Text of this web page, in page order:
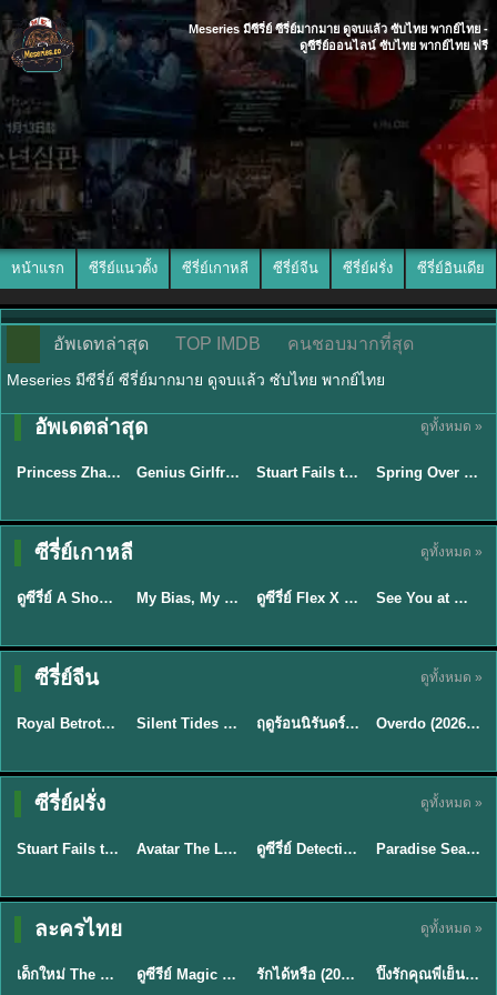
Meseries มีซีรี่ย์ ซีรี่ย์มากมาย ดูจบแล้ว ซับไทย พากย์ไทย -
ดูซีรีย์ออนไลน์ ซับไทย พากย์ไทย ฟรี
หน้าแรก ซีรีย์แนวตั้ง ซีรี่ย์เกาหลี ซีรี่ย์จีน ซีรี่ย์ฝรั่ง ซีรี่ย์อินเดีย
อัพเดทล่าสุด TOP IMDB คนชอบมากที่สุด
Meseries มีซีรี่ย์ ซีรี่ย์มากมาย ดูจบแล้ว ซับไทย พากย์ไทย
อัพเดตล่าสุด ดูทั้งหมด »
★8
พากย์ไทย/ซับ
ไทย
Princess Zhaoyang องค์หญิงเจาหยาง (2026) พากย์ไทย ซับไทย EP.1-18 ★9
พากย์ไทย/ซับ
Genius Girlfriend แฟนสาวอัจฉริยะ (2026) พากย์ไทย ซับไทย EP.1-28 ★9.3 Stuart Fails to Save the Universe สจ๊วตล่มแผนกู้จักรวาล (2026) พากย์ไทย ซับไทย EP.1-10
ซับไทย
Spring Over Phoenix Pond (2026) หงส์คืนบัลลังก์แค้น พากย์ไทย ซับไทย EP1-21
ซีรี่ย์เกาหลี ดูทั้งหมด »
★8 EP.16
พากย์ไทย
TH EP. 16
ดูซีรี่ย์ A Shop for Killers 2 ร้านลับนักฆ่า ซีซัน 2 (2026) ซับไทย-พากย์ไทย My Bias, My Boss เมื่อเมนฉันเป็นประธานบริษัท (2026) พากย์ไทย ซับไทย EP.1-12 ★8 EP.16
Sub EP. 16 | TH
ดูซีรี่ย์ Flex X Cop คุณชายสายสืบ (2024) พากย์ไทย-ซับไทย EP.1-16 (จบ) ★9
ซับไทย | พากย์
Sub EP. 8 | TH
See You at Work Tomorrow! เจอกันที่ออฟฟิศพรุ่งนี้นะ พากย์ไทย
ซีรี่ย์จีน ดูทั้งหมด »
★9
ซับไทย
Royal Betrothal (2026) สัญญาวิวาห์แห่งราชวงศ์ พากย์ไทย ซับไทย EP1-32 ★9.5 Silent Tides คลื่นลมลวง (2025) พากย์ไทย ซับไทย EP.1-31 ★8.8 ฤดูร้อนนิรันดร์ (2026) Never-Ending Summer พากย์ไทย EP.1-29
ซับไทย
Overdo (2026) รักเกินแค้น พากย์ไทย ซับไทย EP1-33 (จบ)
ซีรี่ย์ฝรั่ง ดูทั้งหมด »
★9.3
พากย์ไทย
Stuart Fails to Save the Universe สจ๊วตล่มแผนกู้จักรวาล (2026) พากย์ไทย ซับไทย EP.1-10 ★7.8 EP.7Avatar The Last Airbender 2 เณรน้อยเจ้าอภินิหาร พากย์ไทย EP.9ดูซีรี่ย์ Detective Hole (2026) พากย์ไทย HD ฟรี อัปเดตล่าสุด Netflix EP.8
พากย์ไทย
Paradise Season 2 (2026) พากย์ไทย EP1-8 ดูซีรี่ย์ฝรั่ง HD ครบทุกตอน
ละครไทย ดูทั้งหมด »
★ 8 EP.6
พากย์ไทย
เด็กใหม่ The Reset 2026 EP1-6 พากย์ไทย ดูซีรี่ย์ Netflix ล่าสุด HD ดูซีรีย์ Magic Move (2026) ทำนายทายรัก Thai EP.1-10 HD รักได้หรือ (2026) YOUNG Let's Begin Again พากย์ไทย EP.1-19 ★8
พากย์ไทย
ปิ๊งรักคุณพี่เย็นชา (2026) Frozen Valentine EP.1-10 (จบ)